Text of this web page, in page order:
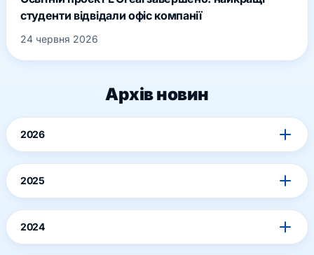
студенти відвідали офіс компанії
24 червня 2026
Архів новин
2026
2025
2024